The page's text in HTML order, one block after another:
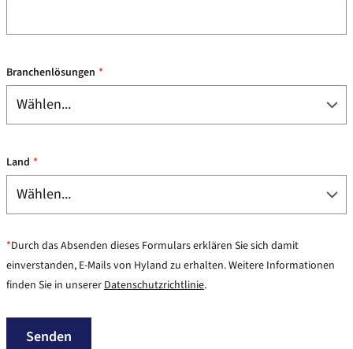
*
Branchenlösungen
*
Land
*Durch das Absenden dieses Formulars erklären Sie sich damit
einverstanden, E-Mails von Hyland zu erhalten. Weitere Informationen
finden Sie in unserer Datenschutzrichtlinie.
Senden